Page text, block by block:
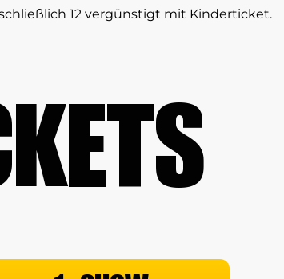
12 vergünstigt mit Kinderticket.